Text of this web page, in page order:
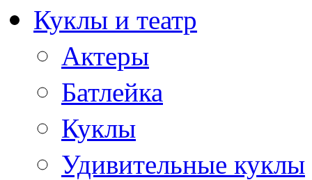
Куклы и театр
Актеры
Батлейка
Куклы
Удивительные куклы